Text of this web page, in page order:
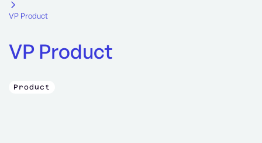
VP Product
VP Product
Product